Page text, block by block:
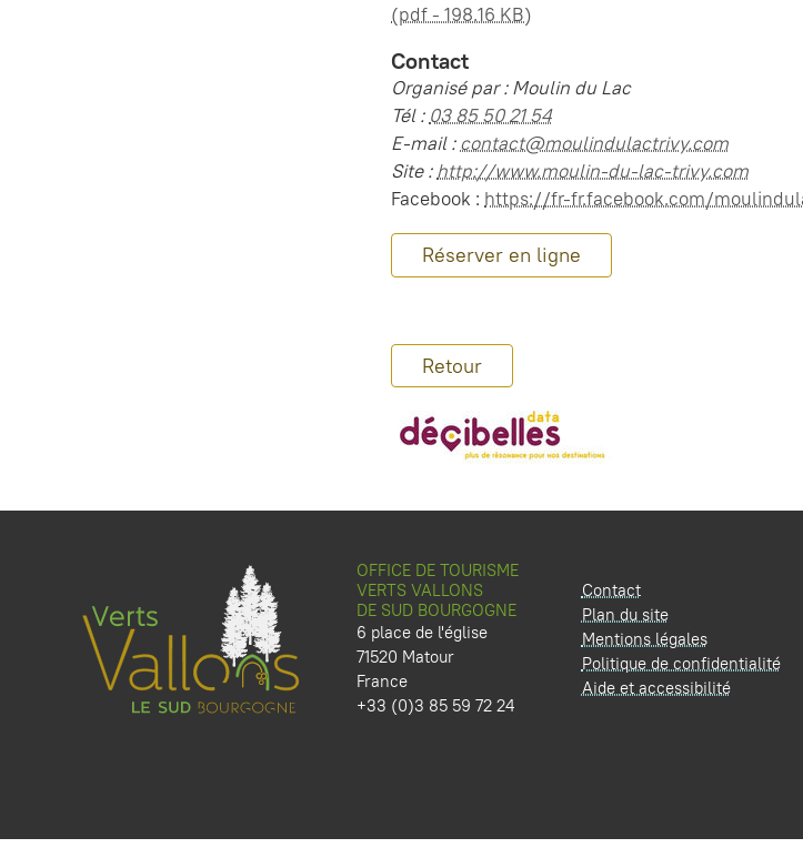
(pdf - 198.16 KB)
Contact
Organisé par : Moulin du Lac
Tél : 03 85 50 21 54
E-mail :contact@moulindulactrivy.com
Site :http://www.moulin-du-lac-trivy.com
Facebook : https://fr-fr.facebook.com/
Réserver en ligne
Retour
OFFICE DE TOURISME
VERTS VALLONS
DE SUD BOURGOGNE
6 place de l'église
71520 Matour
France
+33 (0)3 85 59 72 24
Contact
Plan du site
Mentions légales
Politique de confidentialité
Aide et accessibilité